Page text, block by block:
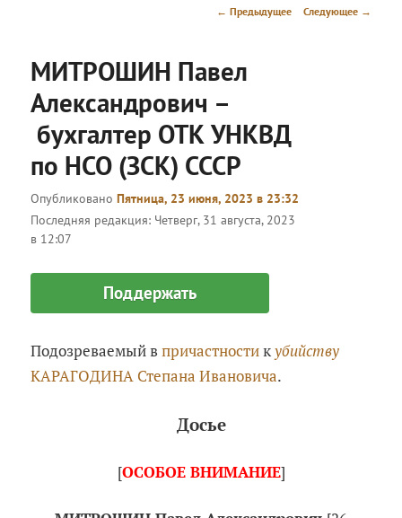
Навигация
← Предыдущее Следующее →
МИТРОШИН Павел
Александрович –
бухгалтер ОТК УНКВД
по НСО (ЗСК) СССР
ОпубликованоПятница, 23 июня, 2023 в 23:32
Последняя редакция: Четверг, 31 августа, 2023
в 12:07
Поддержать
Подозреваемый впричастностикубийству
КАРАГОДИНА Степана Ивановича.
Досье
[ОСОБОЕ ВНИМАНИЕ]